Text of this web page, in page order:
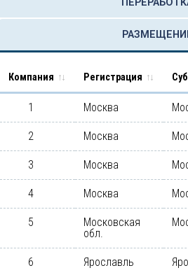
Компания Регистрация
1 Москва
2 Москва
3 Москва
4 Москва
5
Московская
обл.
6 Ярославль